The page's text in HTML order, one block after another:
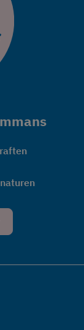
annan webbplats.
webbplats.